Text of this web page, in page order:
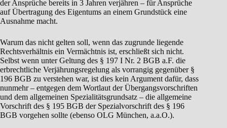
der Ansprüche bereits in 3 Jahren verjähren – für Ansprüche
auf Übertragung des Eigentums an einem Grundstück eine
Ausnahme macht.
Warum das nicht gelten soll, wenn das zugrunde liegende
Rechtsverhältnis ein Vermächtnis ist, erschließt sich nicht.
Selbst wenn unter Geltung des § 197 I Nr. 2 BGB a.F. die
erbrechtliche Verjährungsregelung als vorrangig gegenüber §
196 BGB zu verstehen war, ist dies kein Argument dafür, dass
nunmehr – entgegen dem Wortlaut der Übergangsvorschriften
und dem allgemeinen Spezialitätsgrundsatz – die allgemeine
Vorschrift des § 195 BGB der Spezialvorschrift des § 196
BGB vorgehen sollte (ebenso OLG München, a.a.O.).